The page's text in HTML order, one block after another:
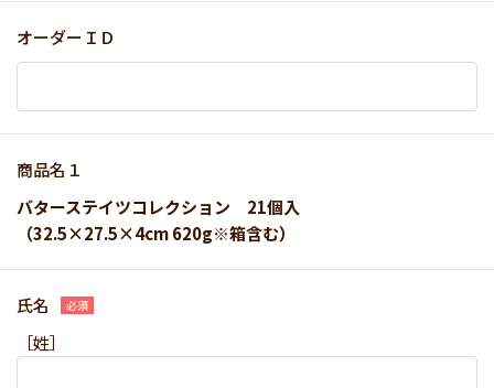
オーダーＩＤ
商品名１
バターステイツコレクション 21個入
（32.5×27.5×4cm 620g※箱含む）
氏名
［姓］